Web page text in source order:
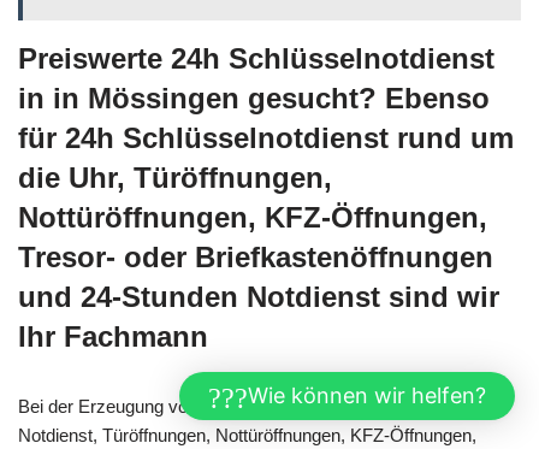
Preiswerte 24h Schlüsselnotdienst
in in Mössingen gesucht? Ebenso
für 24h Schlüsselnotdienst rund um
die Uhr, Türöffnungen,
Nottüröffnungen, KFZ-Öffnungen,
Tresor- oder Briefkastenöffnungen
und 24-Stunden Notdienst sind wir
Ihr Fachmann
Bei der Erzeugung von 24h Schlüsselnotdienst, 24-Stunden
Notdienst, Türöffnungen, Nottüröffnungen, KFZ-Öffnungen,
Wie können wir helfen?